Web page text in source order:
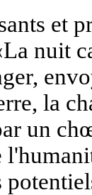
et
nuit
la
un